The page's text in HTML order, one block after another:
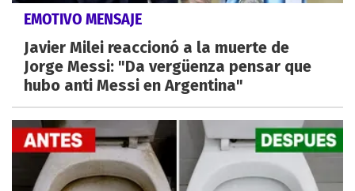
EMOTIVO MENSAJE
Javier Milei reaccionó a la muerte de
Jorge Messi: "Da vergüenza pensar que
hubo anti Messi en Argentina"